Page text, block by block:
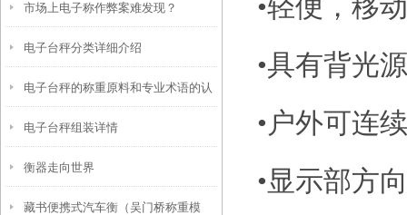
市场上电子称作弊案难发现？
电子台秤分类详细介绍
电子台秤的称重原料和专业术语的认
识
电子台秤组装详情
衡器走向世界
藏书便携式汽车衡（吴门桥称重模
•轻便，移
•具有背光
•户外可连
•显示部方